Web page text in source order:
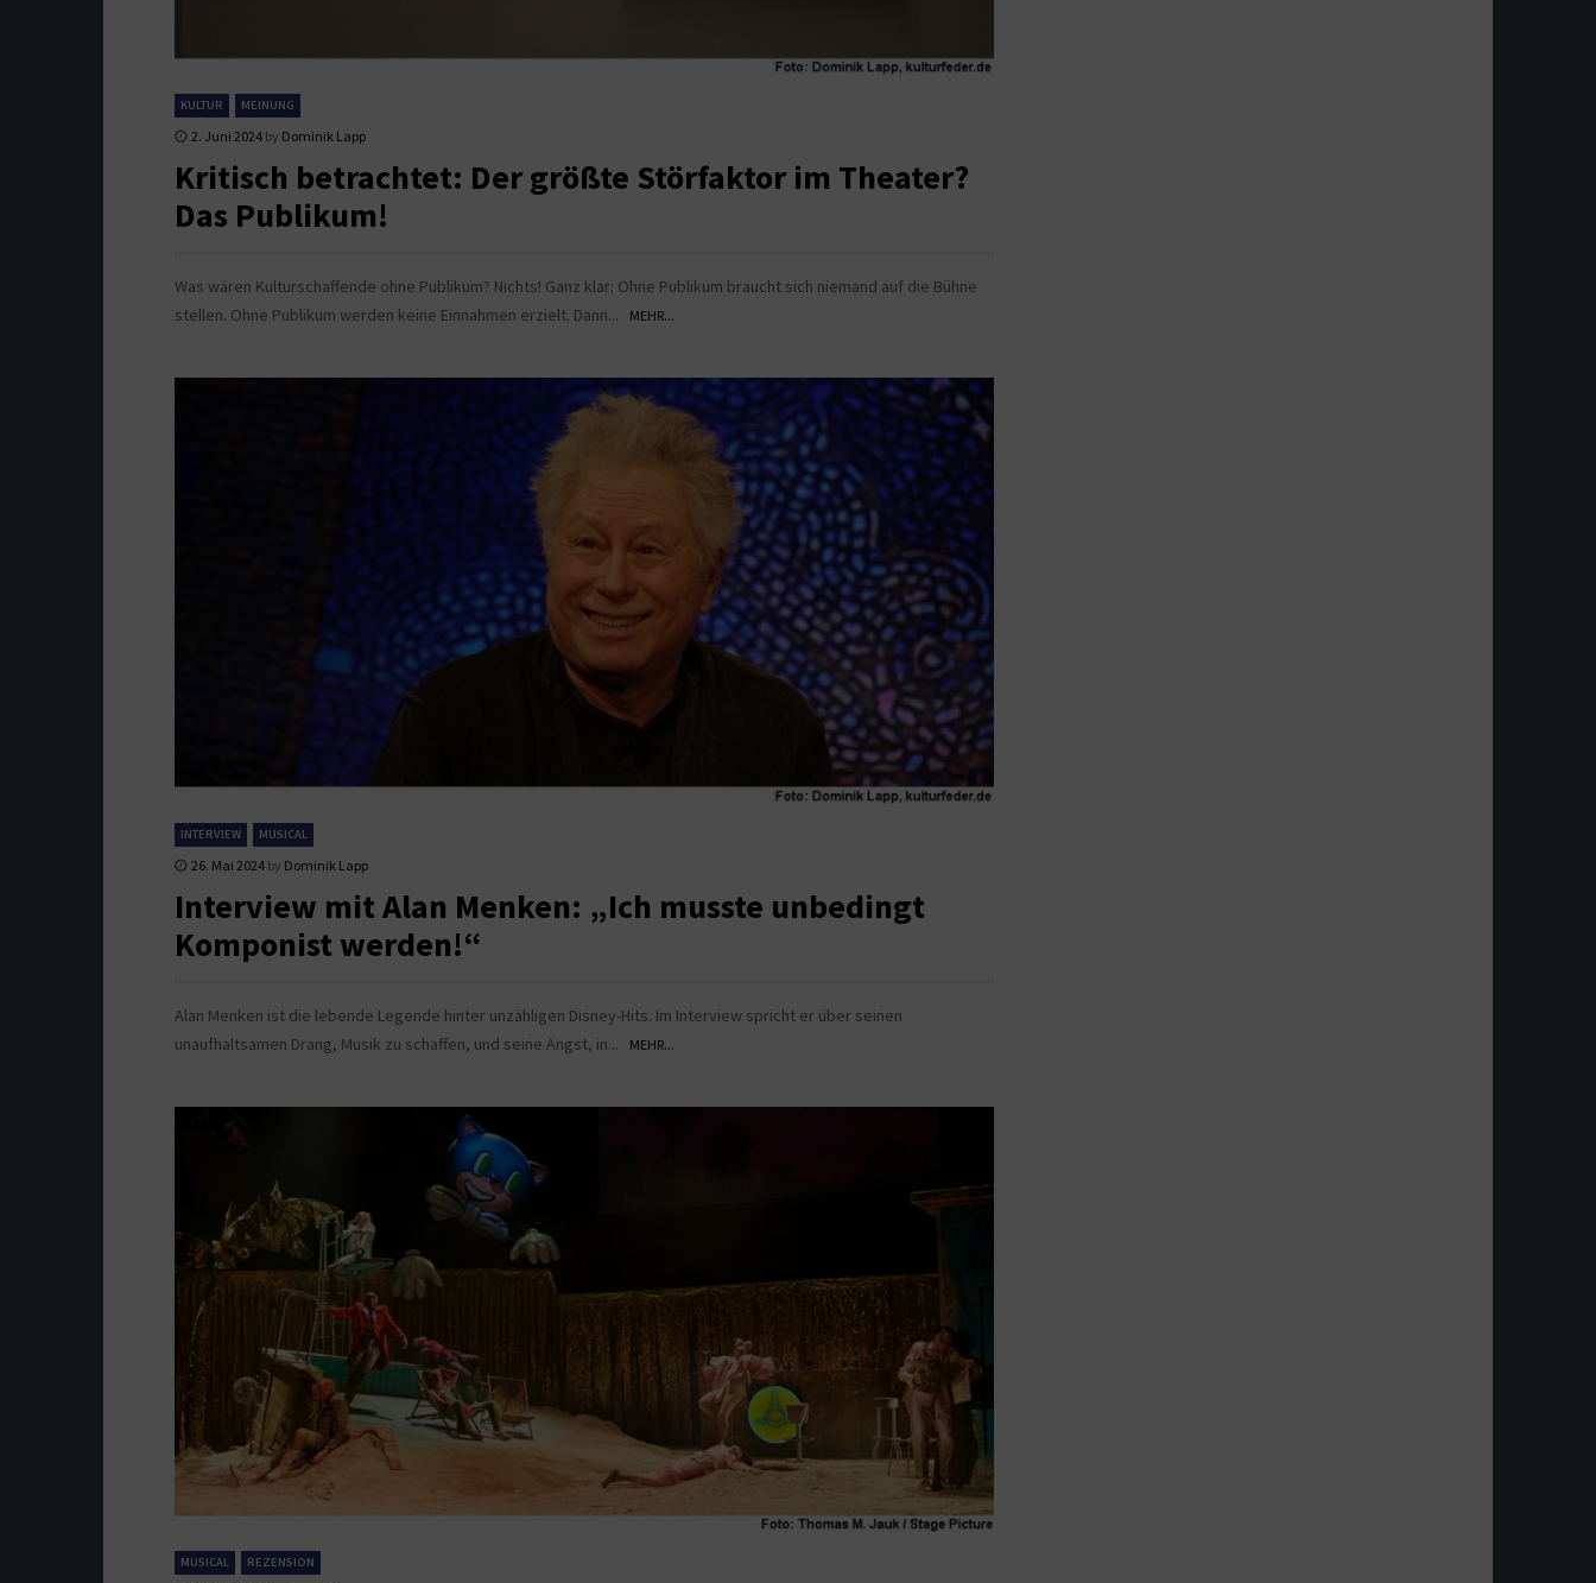
KULTUR MEINUNG
2. Juni 2024 by Dominik Lapp
Kritisch betrachtet: Der größte Störfaktor im Theater?
Das Publikum!
Was wären Kulturschaffende ohne Publikum? Nichts! Ganz klar: Ohne Publikum braucht sich niemand auf die Bühne
stellen. Ohne Publikum werden keine Einnahmen erzielt. Dann...
MEHR...
INTERVIEW MUSICAL
26. Mai 2024 by Dominik Lapp
Interview mit Alan Menken: „Ich musste unbedingt
Komponist werden!“
Alan Menken ist die lebende Legende hinter unzähligen Disney-Hits. Im Interview spricht er über seinen
unaufhaltsamen Drang, Musik zu schaffen, und seine Angst, in...
MEHR...
MUSICAL REZENSION